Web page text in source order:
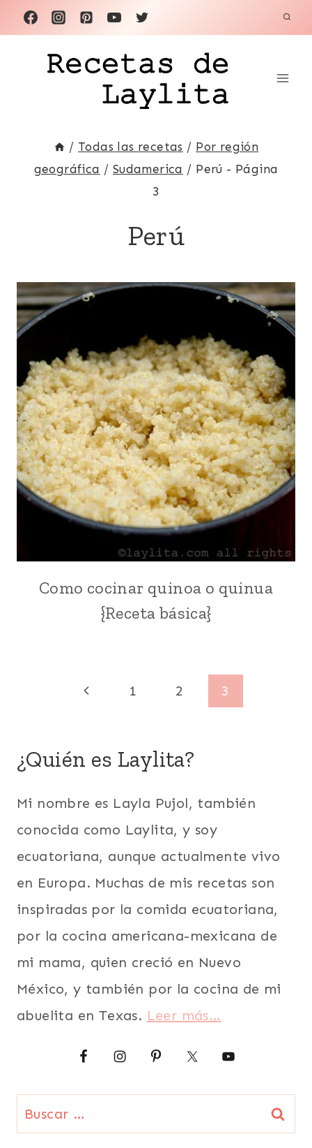
Saltar
al
contenido
/ Todas las recetas / Por región
geográfica / Sudamerica / Perú - Página
3
Perú
ACOMPAÑANTES
|
BÁSICAS
LATINO/HISPANO
|
QUINUA
SUDAMERICA
TODAS
RECETAS
VEGETARIANA
|
Como cocinar quinoa o quinua
{Receta básica}
Navegación
página
Página
1 2 3
¿Quién es Laylita?
Mi nombre es Layla Pujol, también
conocida como Laylita, y soy
ecuatoriana, aunque actualmente vivo
en Europa. Muchas de mis recetas son
inspiradas por la comida ecuatoriana,
por la cocina americana-mexicana de
mi mama, quien creció en Nuevo
México, y también por la cocina de mi
abuelita en Texas. Leer más…
Buscar: